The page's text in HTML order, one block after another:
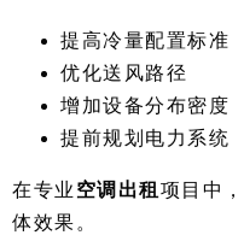
提高冷量配置标准
优化送风路径
增加设备分布密度
提前规划电力系统
在专业 空调出租 项目中
体效果。